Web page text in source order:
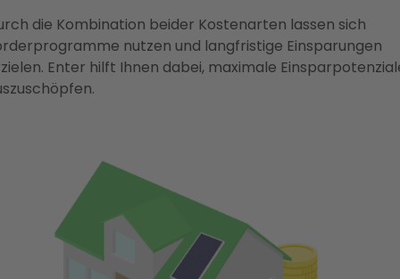
die Kombination beider Kostenarten lassen sich
nutzen und langfristige Einsparungen
Enter hilft Ihnen dabei, maximale